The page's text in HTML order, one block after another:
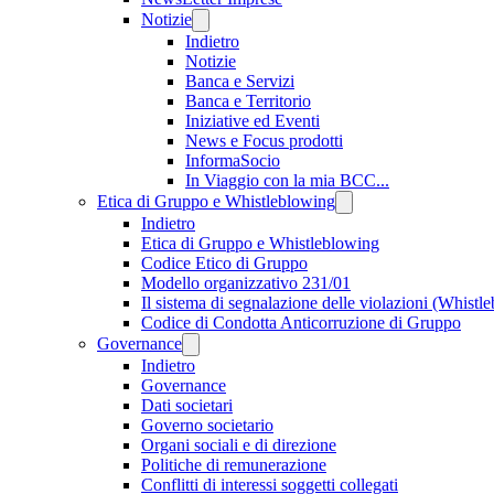
Notizie
Indietro
Notizie
Banca e Servizi
Banca e Territorio
Iniziative ed Eventi
News e Focus prodotti
InformaSocio
In Viaggio con la mia BCC...
Etica di Gruppo e Whistleblowing
Indietro
Etica di Gruppo e Whistleblowing
Codice Etico di Gruppo
Modello organizzativo 231/01
Il sistema di segnalazione delle violazioni
Codice di Condotta Anticorruzione di Gruppo
Governance
Indietro
Governance
Dati societari
Governo societario
Organi sociali e di direzione
Politiche di remunerazione
Conflitti di interessi soggetti collegati